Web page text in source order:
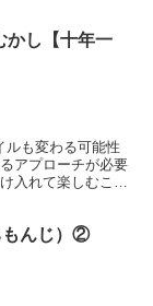
かし【十年一
ルも変わる可能性
アプローチが必要
入れて楽しむこと
もんじ）②